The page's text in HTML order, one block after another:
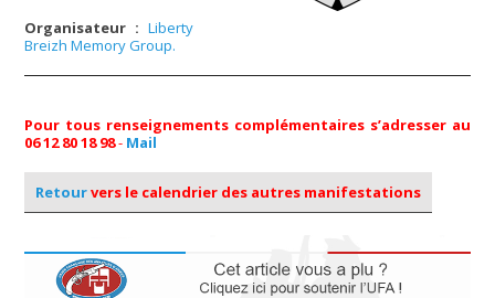
Organisateur : Liberty
Breizh Memory Group.
Pour tous renseignements complémentaires s’adresser au
06 12 80 18 98- Mail
Retourvers le calendrier des autres manifestations